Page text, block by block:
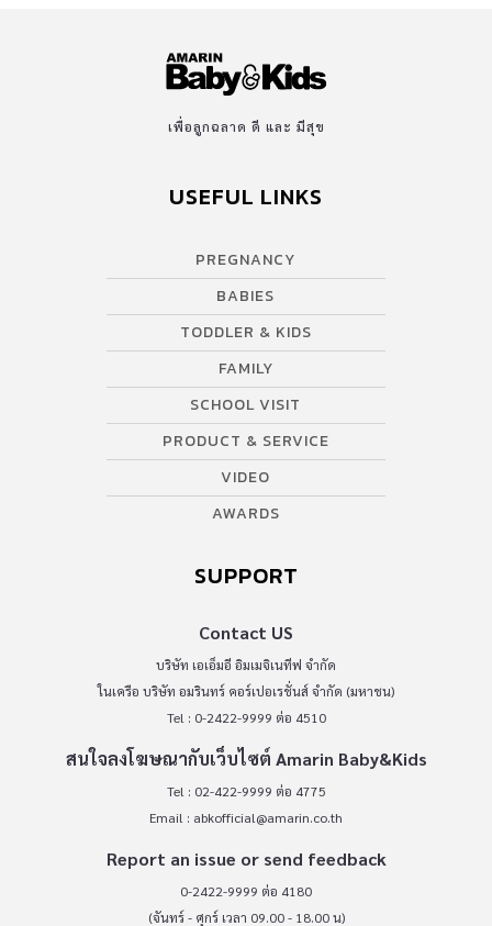
เพื่อลูกฉลาด ดี และ มีสุข
USEFUL LINKS
PREGNANCY
BABIES
TODDLER & KIDS
FAMILY
SCHOOL VISIT
PRODUCT & SERVICE
VIDEO
AWARDS
SUPPORT
Contact US
บริษัท เอเอ็มอี อิมเมจิเนทีฟ จำกัด
ในเครือ บริษัท อมรินทร์ คอร์เปอเรชั่นส์ จำกัด (มหาชน)
Tel : 0-2422-9999 ต่อ 4510
สนใจลงโฆษณากับเว็บไซต์ Amarin Baby&Kids
Tel : 02-422-9999 ต่อ 4775
Email : abkofficial@amarin.co.th
Report an issue or send feedback
0-2422-9999 ต่อ 4180
(จันทร์ - ศุกร์ เวลา 09.00 - 18.00 น)